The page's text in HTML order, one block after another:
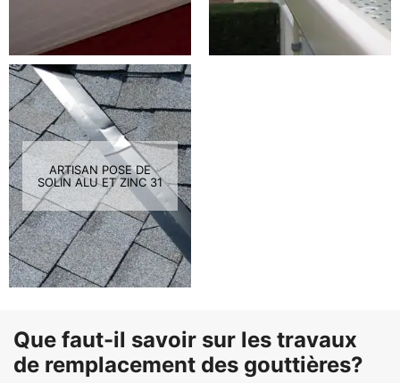
ARTISAN POSE DE
SOLIN ALU ET ZINC 31
Que faut-il savoir sur les travaux
de remplacement des gouttières?